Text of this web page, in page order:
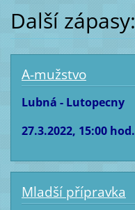
Další zápasy:
A-mužstvo
Lubná - Lutopecny
27.3.2022, 15:00 hod.
Mladší přípravka